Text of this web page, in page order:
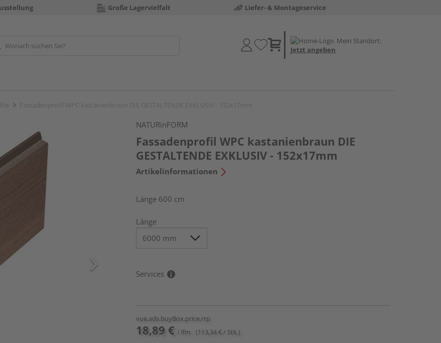
Große Lagervielfalt Liefer- & Montageservice
Mein Standort:
Jetzt angeben
NATURinFORM
Fassadenprofil WPC kastanienbraun DIE
GESTALTENDE EXKLUSIV - 152x17mm
Artikelinformationen
Länge 600 cm
Länge
Services
vue.ads.buyBox.price.rrp
18,89 € / lfm (113,34 € / Stk.)